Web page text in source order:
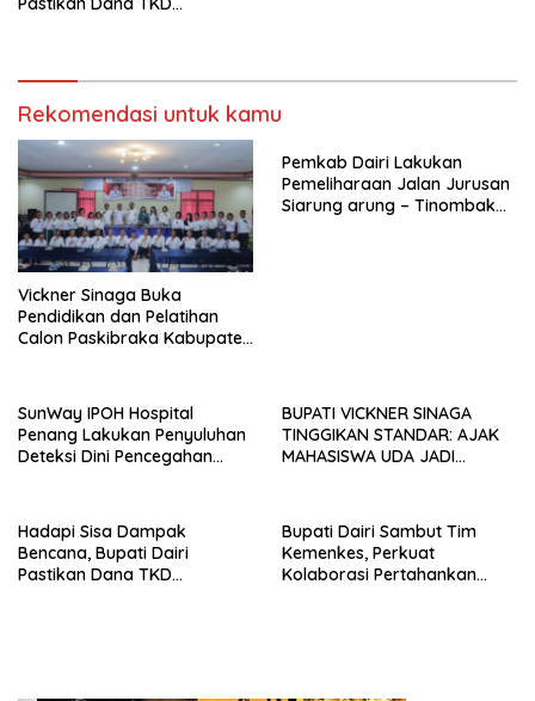
Rekomendasi untuk kamu
Vickner Sinaga Buka
Pendidikan dan Pelatihan
Calon Paskibraka Kabupaten
Pemkab Dairi Lakukan
Pemeliharaan Jalan Jurusan
Siarung arung – Tinombak
SunWay IPOH Hospital
Penang Lakukan Penyuluhan
Deteksi Dini Pencegahan
BUPATI VICKNER SINAGA
TINGGIKAN STANDAR: AJAK
MAHASISWA UDA JADI
Hadapi Sisa Dampak
Bencana, Bupati Dairi
Pastikan Dana TKD
Bupati Dairi Sambut Tim
Kemenkes, Perkuat
Kolaborasi Pertahankan